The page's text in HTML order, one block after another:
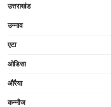
उत्तराखंड
उन्नाव
एटा
ओडिसा
औरैया
कन्नौज